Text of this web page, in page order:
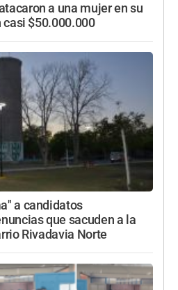
a una mujer en su
$50.000.000
a candidatos
que sacuden a la
Rivadavia Norte